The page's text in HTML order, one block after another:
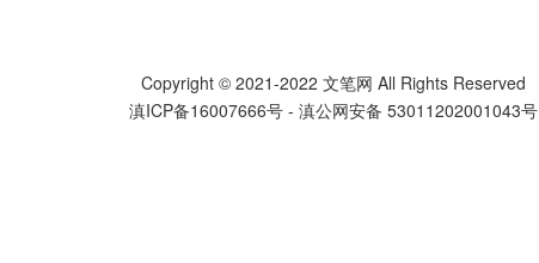
Copyright © 2021-2022 文笔网 All Rights Reserved
滇ICP备16007666号 - 滇公网安备 53011202001043号